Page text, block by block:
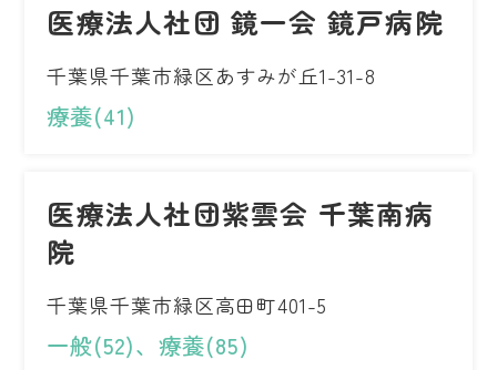
医療法人社団 鏡一会 鏡戸病院
千葉県千葉市緑区あすみが丘1-31-8
療養(41)
医療法人社団紫雲会 千葉南病
院
千葉県千葉市緑区高田町401-5
一般(52)、療養(85)